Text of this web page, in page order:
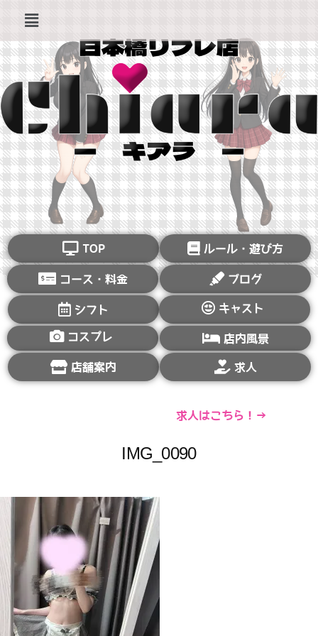
TOP ルール・遊び方
コース・料金 ブログ
シフト キャスト
コスプレ 店内風景
店舗案内 求人
求人はこちら！→
IMG_0090